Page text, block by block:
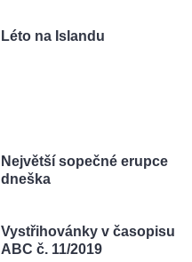
Léto na Islandu
Největší sopečné erupce
dneška
Vystřihovánky v časopisu
ABC č. 11/2019